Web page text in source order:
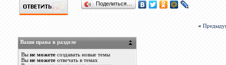
Поделиться…
«
Ваши права в разделе
Вы не можетесоздавать новые темы
Вы не можетеотвечать в темах